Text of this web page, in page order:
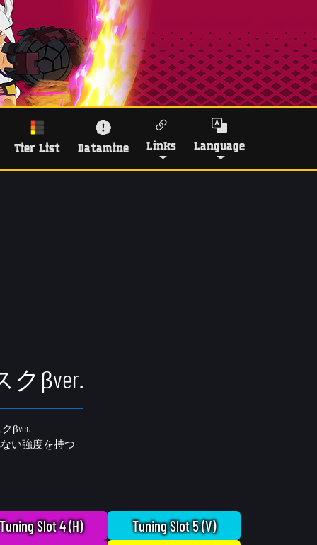
Tier List Datamine Links Language
βver.
βver.
い強度を持つ
Slot 4 (H)
Tuning Slot 5 (V)